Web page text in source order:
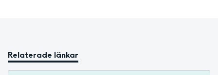
Relaterade länkar